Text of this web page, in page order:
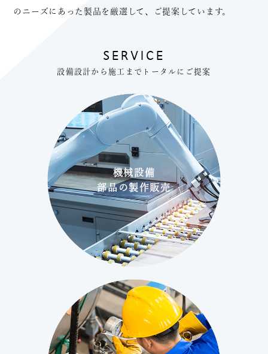
のニーズにあった製品を厳選して、ご提案しています。
SERVICE
設備設計から施工までトータルにご提案
機械設備
部品の製作販売